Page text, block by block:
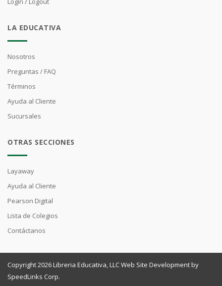
LA EDUCATIVA
Nosotros
Preguntas / FAQ
Términos
Ayuda al Cliente
Sucursales
OTRAS SECCIONES
Layaway
Ayuda al Cliente
Pearson Digital
Lista de Colegios
Contáctanos
Copyright 2026 Libreria Educativa, LLC Web Site Development by
SpeedLinks Corp.